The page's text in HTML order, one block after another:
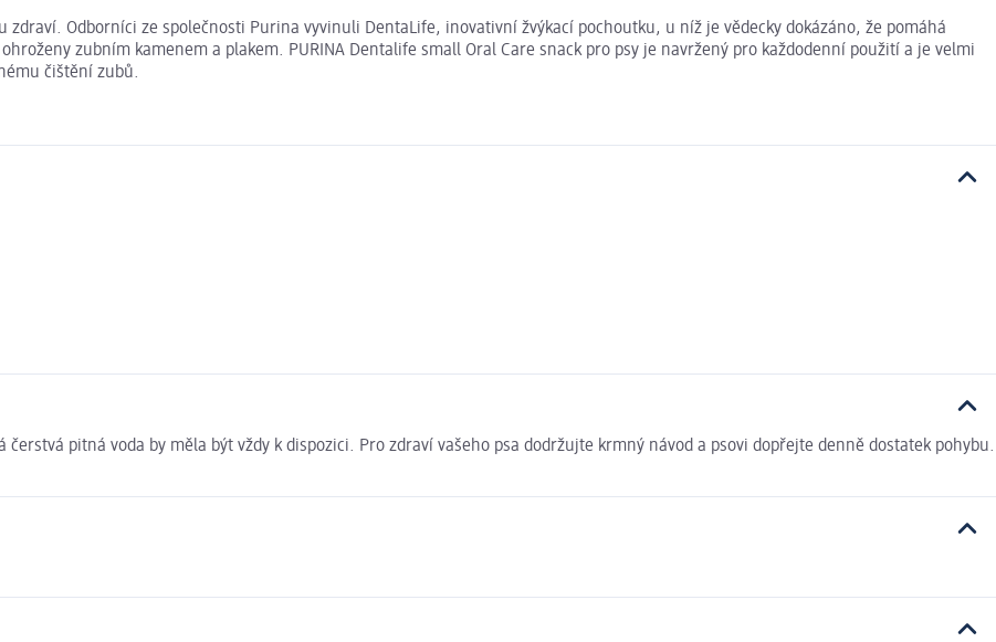
Odborníci ze společnosti Purina vyvinuli DentaLife, inovativní žvýkací pochoutku, u níž je vědecky dokázáno, že pomáhá
zubním kamenem a plakem. PURINA Dentalife small Oral Care snack pro psy je navržený pro každodenní použití a je velmi
čištění zubů.
pitná voda by měla být vždy k dispozici. Pro zdraví vašeho psa dodržujte krmný návod a psovi dopřejte denně dostatek pohybu.